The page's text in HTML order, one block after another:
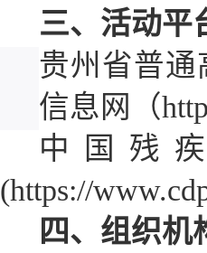
三、活动平
贵州省普
信息网（
中国残
(https://
四、组织机